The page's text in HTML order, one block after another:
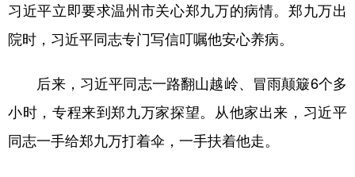
习近平立即要求温州市关心郑九万的病情。郑九万出
院时，习近平同志专门写信叮嘱他安心养病。
后来，习近平同志一路翻山越岭、冒雨颠簸6个多
小时，专程来到郑九万家探望。从他家出来，习近平
同志一手给郑九万打着伞，一手扶着他走。